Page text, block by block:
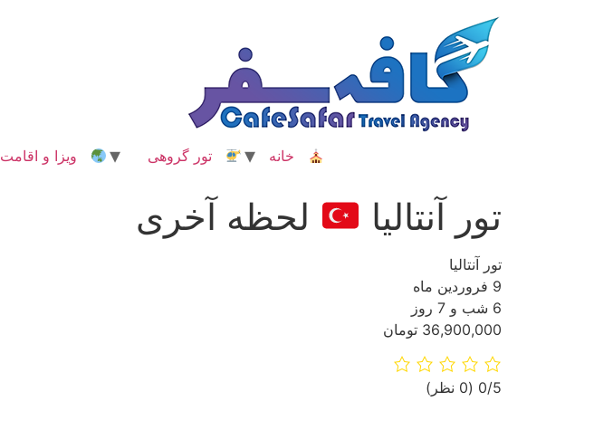
خانه تور گروهی ویزا و اقامت
تور آنتالیا لحظه آخری
تور آنتالیا
9 فروردین ماه
6 شب و 7 روز
36,900,000 تومان
‫0/5 ‫(0 نظر)